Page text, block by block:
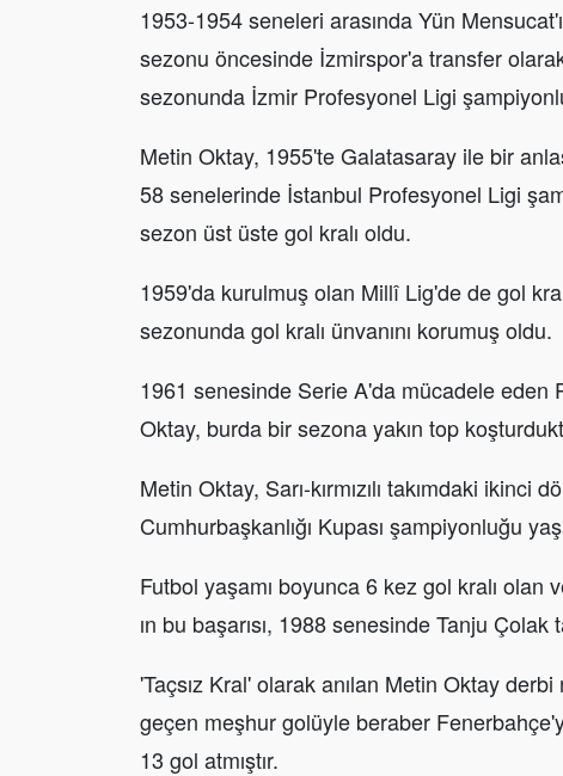
1953-1954 seneleri arasında Yün
sezonu öncesinde İzmirspor'a transfer
sezonunda İzmir Profesyonel Ligi
Metin Oktay, 1955'te Galatasaray ile bir
58 senelerinde İstanbul Profesyonel Ligi
sezon üst üste gol kralı oldu.
1959'da kurulmuş olan Millî Lig'de de gol
sezonunda gol kralı ünvanını korumuş oldu.
1961 senesinde Serie A'da mücadele eden
Oktay, burda bir sezona yakın top
Metin Oktay, Sarı-kırmızılı takımdaki
Cumhurbaşkanlığı Kupası şampiyonluğu
Futbol yaşamı boyunca 6 kez gol kralı
ın bu başarısı, 1988 senesinde Tanju Çolak
'Taçsız Kral' olarak anılan Metin Oktay
geçen meşhur golüyle beraber
13 gol atmıştır.